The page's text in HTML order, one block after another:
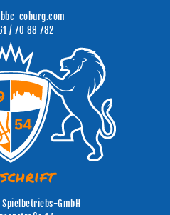
coburg.com
/ 70 88 782
Spielbetriebs-GmbH